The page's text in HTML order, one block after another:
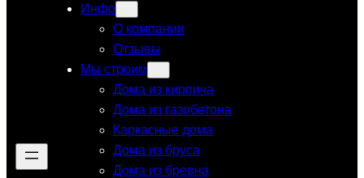
Инфо
О компании
Отзывы
Мы строим
Дома из кирпича
Дома из газобетона
Каркасные дома
Дома из бруса
Дома из бревна